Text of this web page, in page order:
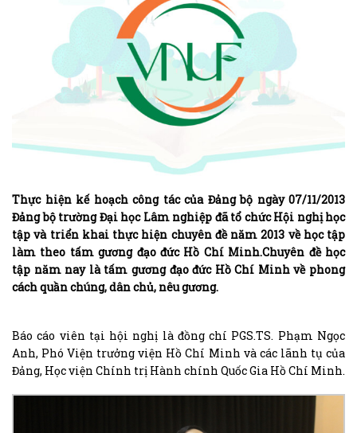
Thực hiện kế hoạch công tác của Đảng bộ ngày 07/11/2013
Đảng bộ trường Đại học Lâm nghiệp đã tổ chức Hội nghị học
tập và triển khai thực hiện chuyên đề năm 2013 về học tập
làm theo tấm gương đạo đức Hồ Chí Minh.Chuyên đề học
tập năm nay là tấm gương đạo đức Hồ Chí Minh về phong
cách quần chúng, dân chủ, nêu gương.
Báo cáo viên tại hội nghị là đồng chí PGS.TS. Phạm Ngọc
Anh, Phó Viện trưởng viện Hồ Chí Minh và các lãnh tụ của
Đảng, Học viện Chính trị Hành chính Quốc Gia Hồ Chí Minh.